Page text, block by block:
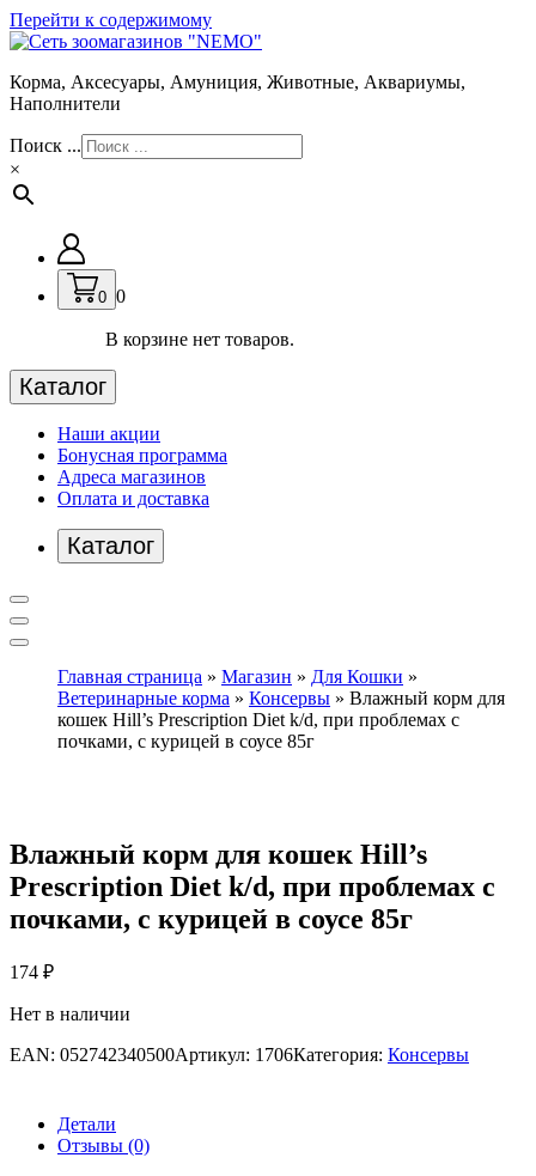
Перейти к содержимому
Корма, Аксесуары, Амуниция, Животные, Аквариумы,
Наполнители
Поиск ...
×
0 0
В корзине нет товаров.
Каталог
Наши акции
Бонусная программа
Адреса магазинов
Оплата и доставка
Каталог
Главная страница » Магазин » Для Кошки »
Ветеринарные корма » Консервы » Влажный корм для
кошек Hill’s Prescription Diet k/d, при проблемах с
почками, с курицей в соусе 85г
Влажный корм для кошек Hill’s
Prescription Diet k/d, при проблемах с
почками, с курицей в соусе 85г
174 ₽
Нет в наличии
EAN: 052742340500Артикул: 1706Категория: Консервы
Детали
Отзывы (0)